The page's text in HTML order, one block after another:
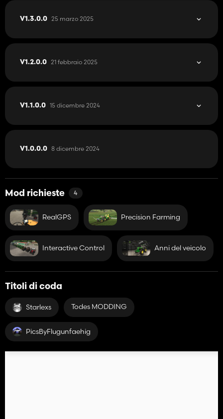
V1.3.0.0 25 marzo 2025
V1.2.0.0 21 febbraio 2025
V1.1.0.0 15 dicembre 2024
V1.0.0.0 8 dicembre 2024
Mod richieste 4
RealGPS Precision Farming
Interactive Control Anni del veicolo
Titoli di coda
Starlexs Todes MODDING
PicsByFlugunfaehig